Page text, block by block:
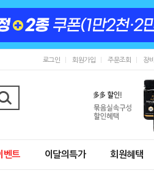
로그인 회원가입 주문조회 장
벤트 이달의특가 회원혜택